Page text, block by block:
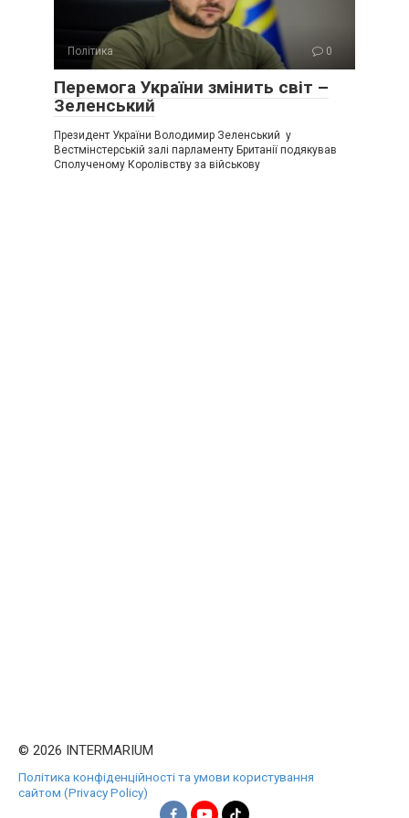
Політика 0
Перемога України змінить світ –
Зеленський
Президент України Володимир Зеленський у
Вестмінстерській залі парламенту Британії подякував
Сполученому Королівству за військову
© 2026 INTERMARIUM
Політика конфіденційності та умови користування
сайтом (Privacy Policy)